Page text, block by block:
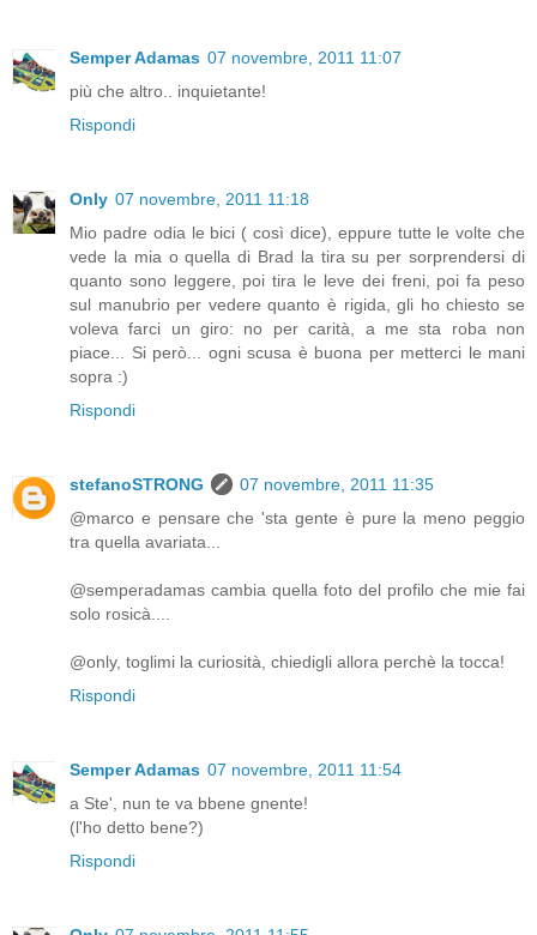
Semper Adamas 07 novembre, 2011 11:07
più che altro.. inquietante!
Rispondi
Only 07 novembre, 2011 11:18
Mio padre odia le bici ( così dice), eppure tutte le volte che
vede la mia o quella di Brad la tira su per sorprendersi di
quanto sono leggere, poi tira le leve dei freni, poi fa peso
sul manubrio per vedere quanto è rigida, gli ho chiesto se
voleva farci un giro: no per carità, a me sta roba non
piace... Si però... ogni scusa è buona per metterci le mani
sopra :)
Rispondi
stefanoSTRONG
07 novembre, 2011 11:35
@marco e pensare che 'sta gente è pure la meno peggio
tra quella avariata...
@semperadamas cambia quella foto del profilo che mie fai
solo rosicà....
@only, toglimi la curiosità, chiedigli allora perchè la tocca!
Rispondi
Semper Adamas 07 novembre, 2011 11:54
a Ste', nun te va bbene gnente!
(l'ho detto bene?)
Rispondi